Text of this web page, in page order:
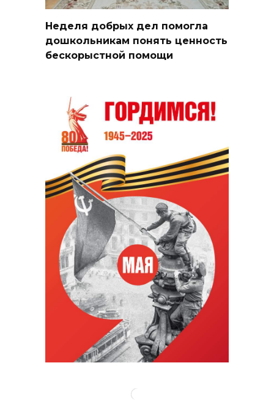
Неделя добрых дел помогла
дошкольникам понять ценность
бескорыстной помощи